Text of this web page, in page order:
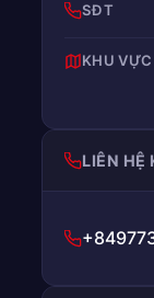
SĐT
KHU VỰC
LIÊN HỆ